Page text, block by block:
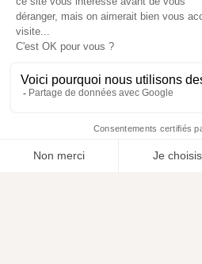
Services
Aide & Conseils
© ViveLelevage